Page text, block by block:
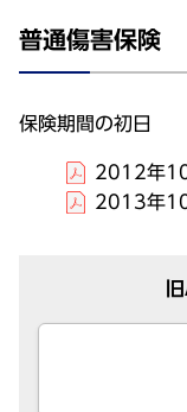
普通傷害保険
保険期間の初日
2012年
2013年